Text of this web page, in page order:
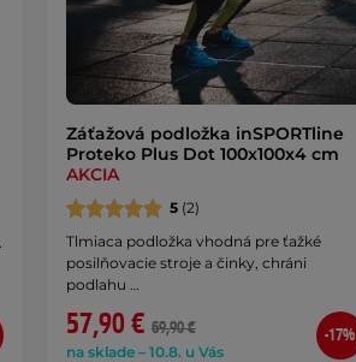
Záťažová podložka inSPORTline
Proteko Plus Dot 100x100x4 cm
AKCIA
5(2)
Tlmiaca podložka vhodná pre ťažké
posilňovacie stroje a činky, chráni
podlahu …
57,90 € 69,90 €
na sklade – 10.8. u Vás
-17%